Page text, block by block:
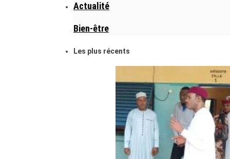
Actualité
Bien-être
Les plus récents